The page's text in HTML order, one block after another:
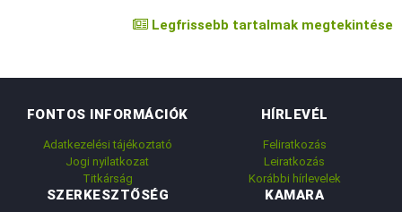
Legfrissebb tartalmak megtekintése
FONTOS INFORMÁCIÓK
Adatkezelési tájékoztató
Jogi nyilatkozat
Titkárság
HÍRLEVÉL
Feliratkozás
Leiratkozás
Korábbi hírlevelek
SZERKESZTŐSÉG KAMARA